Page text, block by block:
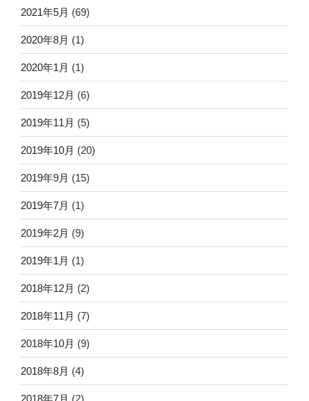
2021年5月 (69)
2020年8月 (1)
2020年1月 (1)
2019年12月 (6)
2019年11月 (5)
2019年10月 (20)
2019年9月 (15)
2019年7月 (1)
2019年2月 (9)
2019年1月 (1)
2018年12月 (2)
2018年11月 (7)
2018年10月 (9)
2018年8月 (4)
2018年7月 (2)